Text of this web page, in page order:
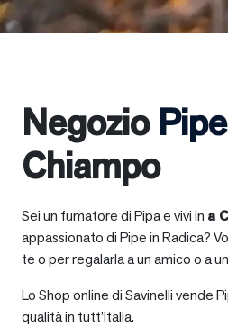
Negozio Pipe
Chiampo
Sei un fumatore di Pipa e vivi in a
appassionato di Pipe in Radica?
te o per regalarla a un amico o a
Lo Shop online di Savinelli vende
qualità in tutt’Italia.